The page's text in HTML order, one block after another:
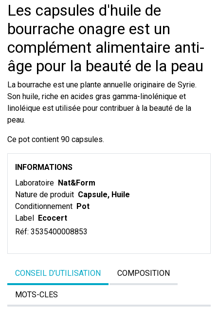
Les capsules d'huile de
bourrache onagre est un
complément alimentaire anti-
âge pour la beauté de la peau
La bourrache est une plante annuelle originaire de Syrie.
Son huile, riche en acides gras gamma-linolénique et
linoléique est utilisée pour contribuer à la beauté de la
peau.
Ce pot contient 90 capsules.
INFORMATIONS
Laboratoire Nat&Form
Nature de produit Capsule, Huile
Conditionnement Pot
Label Ecocert
Réf: 3535400008853
CONSEIL D’UTILISATION COMPOSITION
MOTS-CLES